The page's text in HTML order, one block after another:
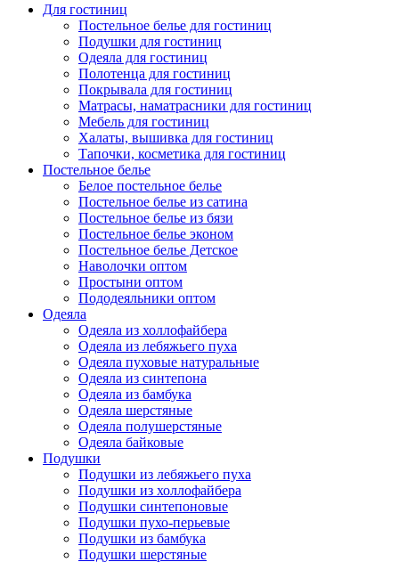
Для гостиниц
Постельное белье для гостиниц
Подушки для гостиниц
Одеяла для гостиниц
Полотенца для гостиниц
Покрывала для гостиниц
Матрасы, наматрасники для гостиниц
Мебель для гостиниц
Халаты, вышивка для гостиниц
Тапочки, косметика для гостиниц
Постельное белье
Белое постельное белье
Постельное белье из сатина
Постельное белье из бязи
Постельное белье эконом
Постельное белье Детское
Наволочки оптом
Простыни оптом
Пододеяльники оптом
Одеяла
Одеяла из холлофайбера
Одеяла из лебяжьего пуха
Одеяла пуховые натуральные
Одеяла из синтепона
Одеяла из бамбука
Одеяла шерстяные
Одеяла полушерстяные
Одеяла байковые
Подушки
Подушки из лебяжьего пуха
Подушки из холлофайбера
Подушки синтепоновые
Подушки пухо-перьевые
Подушки из бамбука
Подушки шерстяные